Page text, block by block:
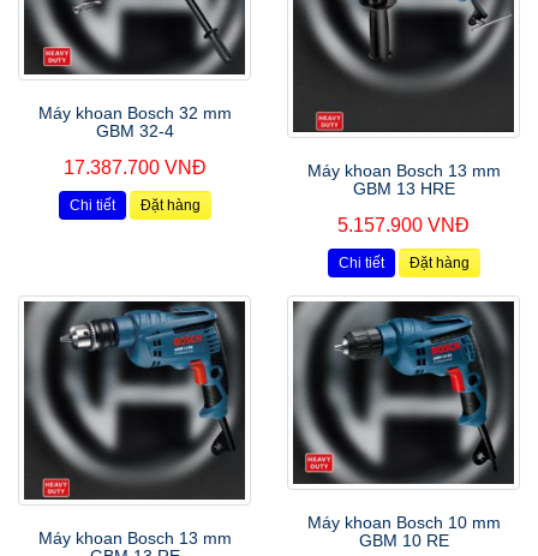
Máy khoan Bosch 32 mm
GBM 32-4
17.387.700 VNĐ
Chi tiết Đặt hàng
Máy khoan Bosch 13 mm
GBM 13 HRE
5.157.900 VNĐ
Chi tiết Đặt hàng
Máy khoan Bosch 13 mm
Máy khoan Bosch 10 mm
GBM 10 RE